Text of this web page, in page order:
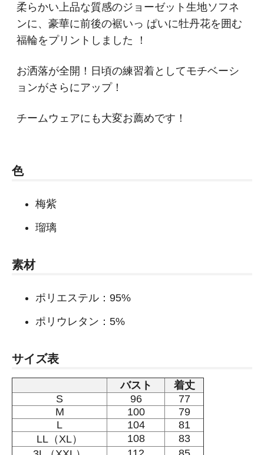
柔らかい上品な質感のジョーゼット生地ソフネ
ンに、豪華に前後の裾いっ ぱいに牡丹花を囲む
福輪をプリントしました ！
お洒落が全開！日頃の練習着としてモチベーシ
ョンがさらにアップ！
チームウェアにも大変お薦めです！
色
梅紫
瑠璃
素材
ポリエステル：95%
ポリウレタン：5%
サイズ表
バスト
着丈
S
96
77
M
100
79
L
104
81
LL（XL）
108
83